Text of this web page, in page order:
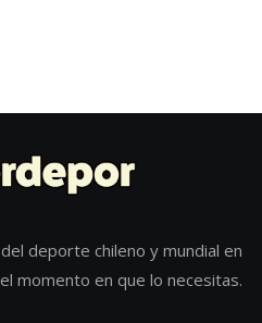
deporte chileno y mundial en
momento en que lo necesitas.